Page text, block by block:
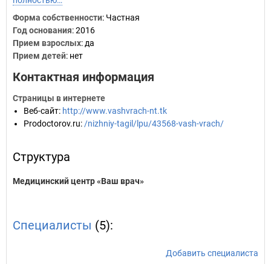
Форма собственности: Частная
Год основания:2016
Прием взрослых: да
Прием детей: нет
Контактная информация
Страницы в интернете
Веб-сайт: http://www.vashvrach-nt.tk
Prodoctorov.ru: /nizhniy-tagil/lpu/43568-vash-vrach/
Структура
Медицинский центр «Ваш врач»
Специалисты (5):
Добавить специалиста